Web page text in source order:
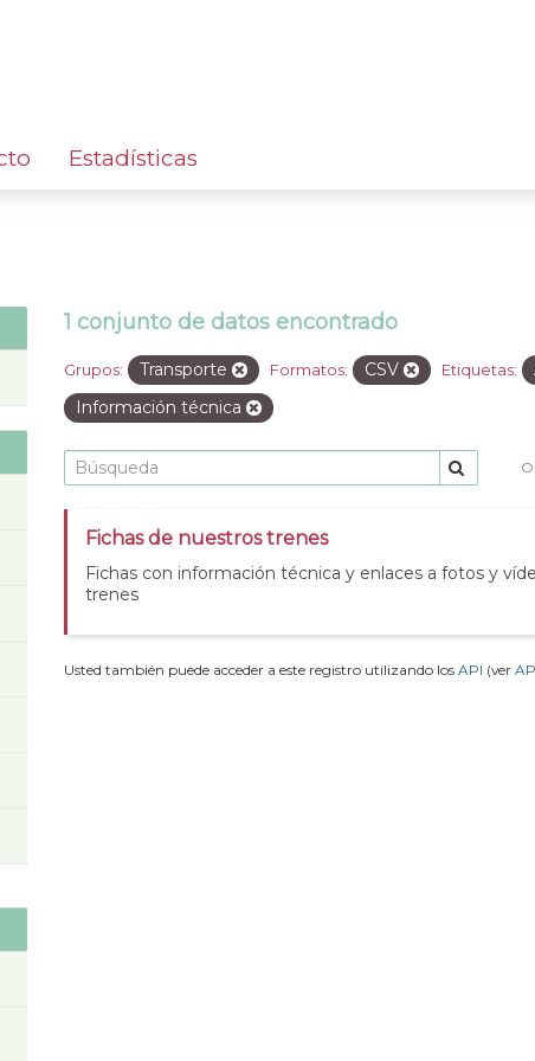
Estadísticas
1 conjunto de datos encontrado
Grupos: Transporte Formatos: CSV Etiquetas:
Información técnica
Fichas de nuestros trenes
Fichas con información técnica y enlaces a fotos y
trenes
Usted también puede acceder a este registro utilizando los API (ver